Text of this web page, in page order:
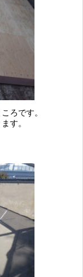
ろです。
す。